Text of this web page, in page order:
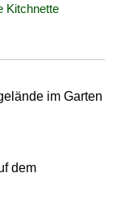
Kitchnette
im Garten
dem